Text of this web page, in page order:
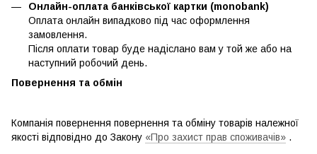
Онлайн-оплата банківської картки (monobank)
Оплата онлайн випадково під час оформлення
замовлення.
Після оплати товар буде надіслано вам у той же або на
наступний робочий день.
Повернення та обмін
Компанія повернення повернення та обміну товарів належної
якості відповідно до Закону «Про захист прав споживачів» .